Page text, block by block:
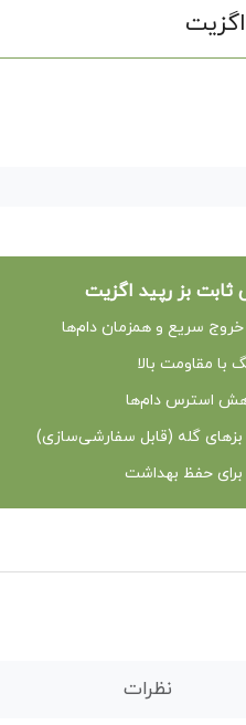
بز رپید اگزیت
خروج سریع و همزمان دام‌ها
با مقاومت بالا
استرس دام‌ها
بزهای گله (قابل سفارشی‌سازی)
برای حفظ بهداشت
نظرات